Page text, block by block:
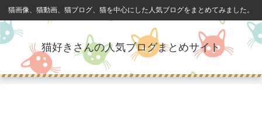
猫画像、猫動画、猫ブログ、猫を中心にした人気ブログをまとめてみました。
猫好きさんの人気ブログまとめサイト